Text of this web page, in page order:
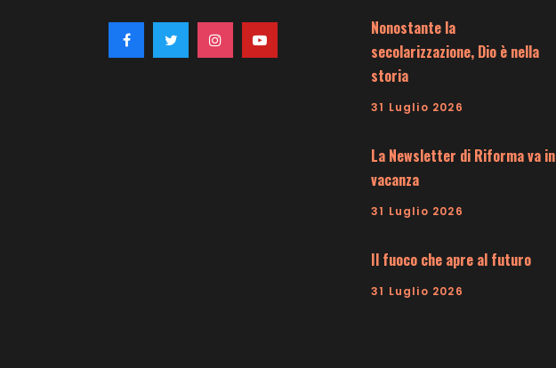
Nonostante la
secolarizzazione, Dio è nella
storia
31 Luglio 2026
La Newsletter di Riforma va in
vacanza
31 Luglio 2026
Il fuoco che apre al futuro
31 Luglio 2026